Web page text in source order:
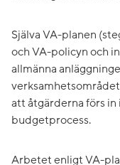
Själva VA-planen
och VA-policyn och
allmänna
att åtgärderna förs
budgetprocess.
Arbetet enligt VA-